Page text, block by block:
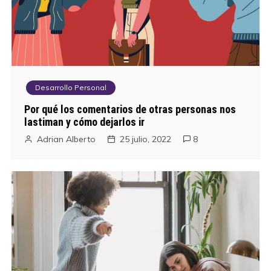
a
c
e
e
n
t
Desarrollo Personal
Por qué los comentarios de otras personas nos
lastiman y cómo dejarlos ir
Adrian Alberto 25 julio, 2022 8